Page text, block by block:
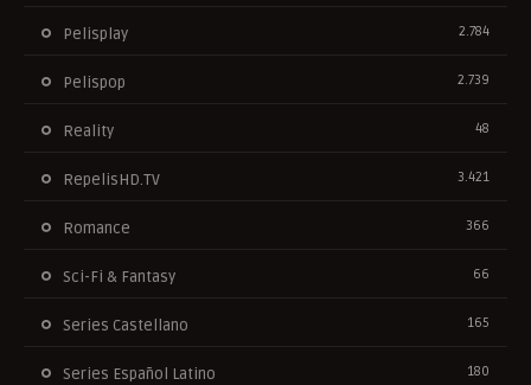
Pelisplay 2.784
Pelispop 2.739
Reality 48
RepelisHD.TV 3.421
Romance 366
Sci-Fi & Fantasy 66
Series Castellano 165
Series Español Latino 180